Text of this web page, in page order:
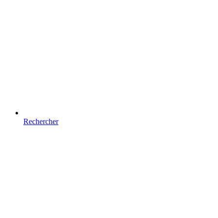
Rechercher